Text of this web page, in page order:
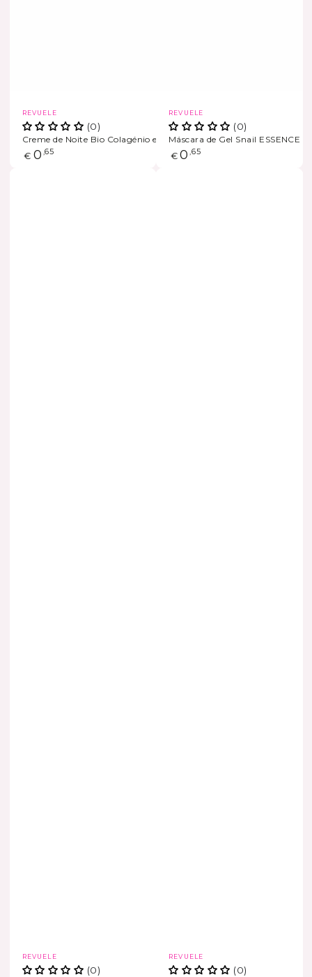
Marca
REVUELE
(0)
Creme de Noite Bio Colagénio e Elastina
Preço
€ 0 ,65
Marca
REVUELE
(0)
Máscara de Gel Snail ESSENCE
Preço
€ 0 ,65
Marca
REVUELE
(0)
Marca
REVUELE
(0)